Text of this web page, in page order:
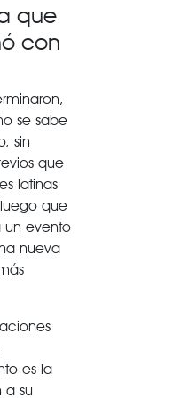
que
con
se sabe
sin
que
latinas
que
un evento
nueva
es la
a su